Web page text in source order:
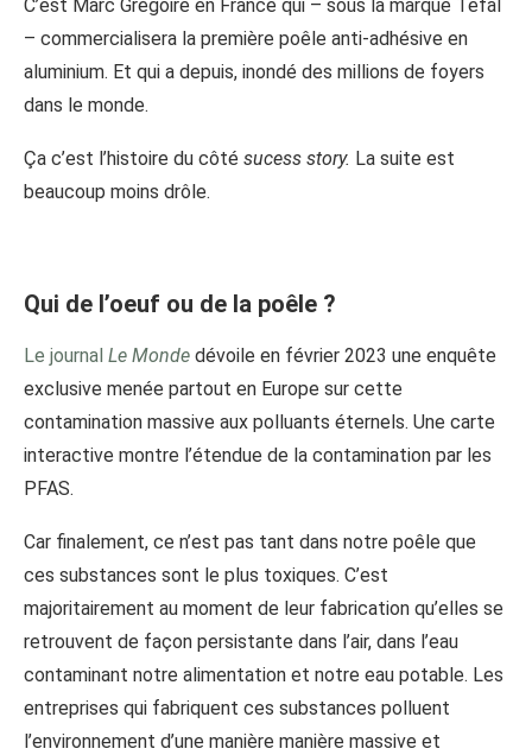
C’est Marc Grégoire en France qui – sous la marque Tefal
– commercialisera la première poêle anti-adhésive en
aluminium. Et qui a depuis, inondé des millions de foyers
dans le monde.
Ça c’est l’histoire du côté sucess story. La suite est
beaucoup moins drôle.
Qui de l’oeuf ou de la poêle ?
Le journal Le Monde dévoile en février 2023 une enquête
exclusive menée partout en Europe sur cette
contamination massive aux polluants éternels. Une carte
interactive montre l’étendue de la contamination par les
PFAS.
Car finalement, ce n’est pas tant dans notre poêle que
ces substances sont le plus toxiques. C’est
majoritairement au moment de leur fabrication qu’elles se
retrouvent de façon persistante dans l’air, dans l’eau
contaminant notre alimentation et notre eau potable. Les
entreprises qui fabriquent ces substances polluent
l’environnement d’une manière manière massive et